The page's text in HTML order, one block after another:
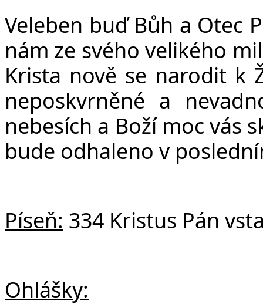
Veleben buď Bůh a Otec
nám ze svého velikého
Krista nově se narodit k
neposkvrněné a
nebesích a Boží moc vás
bude odhaleno v
Píseň: 334 Kristus Pán
Ohlášky: